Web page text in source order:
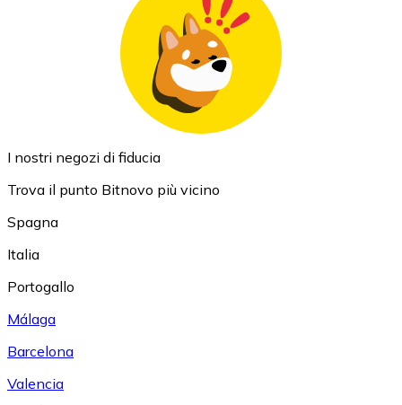
I nostri negozi di fiducia
Trova il punto Bitnovo più vicino
Spagna
Italia
Portogallo
Málaga
Barcelona
Valencia